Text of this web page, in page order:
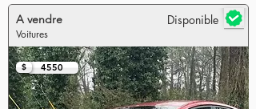
A vendre Disponible
Voitures
4550
$